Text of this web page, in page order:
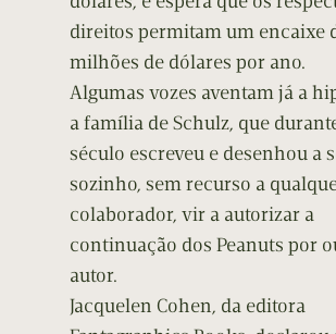
direitos permitam um encaixe
milhões de dólares por ano.
Algumas vozes aventam já a
a família de Schulz, que
século escreveu e desenhou a
sozinho, sem recurso a
colaborador, vir a autorizar a
continuação dos Peanuts por
autor.
Jacquelen Cohen, da editora